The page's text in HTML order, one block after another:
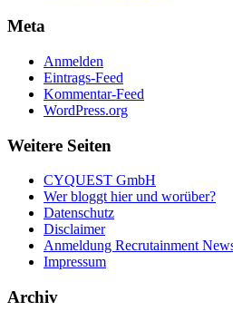
Meta
Anmelden
Eintrags-Feed
Kommentar-Feed
WordPress.org
Weitere Seiten
CYQUEST GmbH
Wer bloggt hier und worüber?
Datenschutz
Disclaimer
Anmeldung Recrutainment
Impressum
Archiv